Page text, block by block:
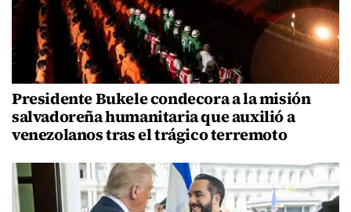
Presidente Bukele condecora a la misión
salvadoreña humanitaria que auxilió a
venezolanos tras el trágico terremoto